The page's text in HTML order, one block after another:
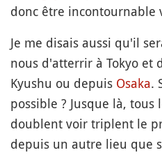
donc être incontournable
Je me disais aussi qu'il
nous d'atterrir à Tokyo et
Kyushu ou depuis Osaka.
possible ? Jusque là,
doublent voir triplent le
depuis un autre lieu que